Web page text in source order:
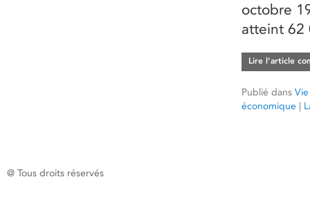
octobre
atteint 62
Lire l’article
Publié dans
économique |
@ Tous droits réservés